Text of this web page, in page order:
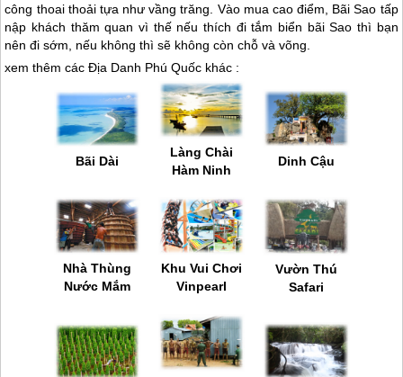
công thoai thoải tựa như vầng trăng. Vào mua cao điểm, Bãi Sao tấp
nập khách thăm quan vì thế nếu thích đi tắm biển bãi Sao thì bạn
nên đi sớm, nếu không thì sẽ không còn chỗ và võng.
xem thêm các Địa Danh Phú Quốc khác :
Bãi Dài
Làng Chài
Hàm Ninh
Dinh Cậu
Nhà Thùng
Nước Mắm
Khu Vui Chơi
Vinpearl
Vườn Thú
Safari